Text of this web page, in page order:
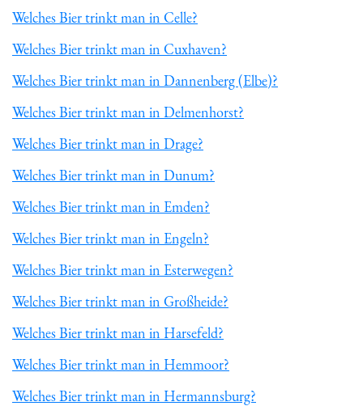
Welches Bier trinkt man in Celle?
Welches Bier trinkt man in Cuxhaven?
Welches Bier trinkt man in Dannenberg (Elbe)?
Welches Bier trinkt man in Delmenhorst?
Welches Bier trinkt man in Drage?
Welches Bier trinkt man in Dunum?
Welches Bier trinkt man in Emden?
Welches Bier trinkt man in Engeln?
Welches Bier trinkt man in Esterwegen?
Welches Bier trinkt man in Großheide?
Welches Bier trinkt man in Harsefeld?
Welches Bier trinkt man in Hemmoor?
Welches Bier trinkt man in Hermannsburg?